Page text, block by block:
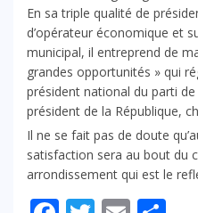
En sa triple qualité de
d’opérateur économique et
municipal, il entreprend de
grandes opportunités » qui
président national du parti
président de la République,
Il ne se fait pas de doute
satisfaction sera au bout du
arrondissement qui est le